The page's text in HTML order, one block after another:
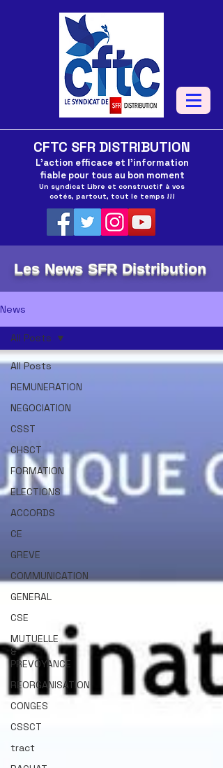
CFTC SFR DISTRIBUTION
L'action efficace et l'information
fiable pour tous au bon moment
Un syndicat Libre et constructif à vos
cotés, partout, tout le temps !!!
Les News SFR Distribution
News
All Posts
REMUNERATION
NEGOCIATION
CSST
CHSCT
FORMATION
ELECTIONS
ACCORDS
CE
GREVE
COMMUNICATION
GENERAL
CSE
MUTUELLE
&
PREVOYANCE
REORGANISATION
CONGES
CSSCT
tract
All Posts